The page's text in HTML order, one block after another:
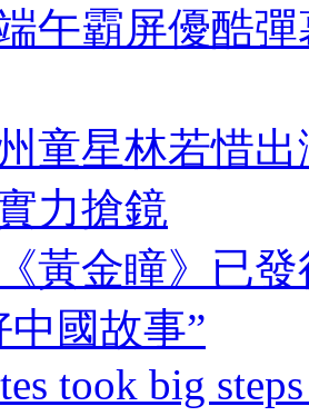
午霸屏優酷彈
童星林若惜
力搶鏡
黃金瞳》已
中國故事”
took big